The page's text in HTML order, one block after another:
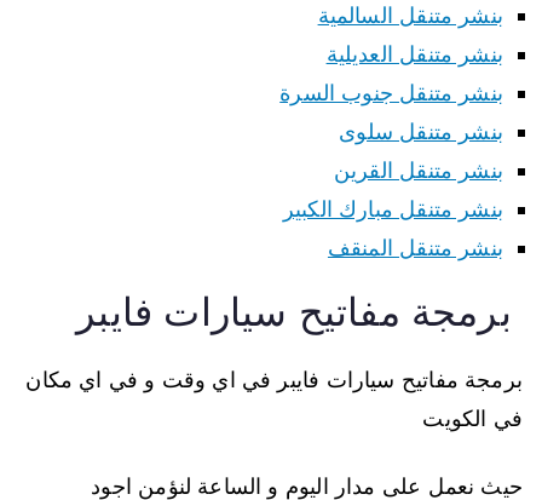
بنشر متنقل السالمية
بنشر متنقل العديلية
بنشر متنقل جنوب السرة
بنشر متنقل سلوى
بنشر متنقل القرين
بنشر متنقل مبارك الكبير
بنشر متنقل المنقف
برمجة مفاتيح سيارات فايبر
برمجة مفاتيح سيارات فايبر في اي وقت و في اي مكان
في الكويت
حيث نعمل على مدار اليوم و الساعة لنؤمن اجود